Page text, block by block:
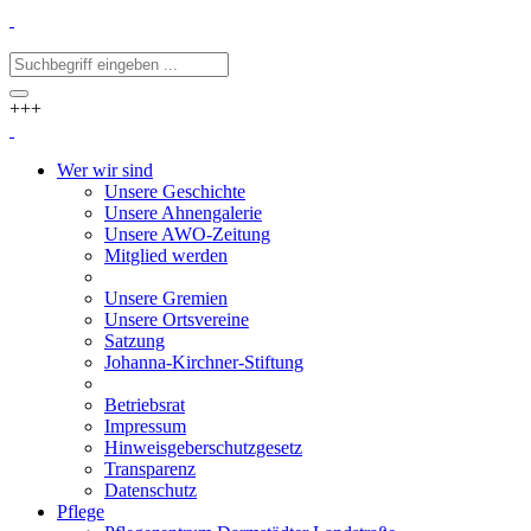
+++
Wer wir sind
Unsere Geschichte
Unsere Ahnengalerie
Unsere AWO-Zeitung
Mitglied werden
Unsere Gremien
Unsere Ortsvereine
Satzung
Johanna-Kirchner-Stiftung
Betriebsrat
Impressum
Hinweisgeberschutzgesetz
Transparenz
Datenschutz
Pflege